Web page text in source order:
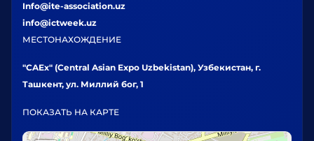
Info@ite-association.uz
info@ictweek.uz
МЕСТОНАХОЖДЕНИЕ
"CAEx" (Central Asian Expo Uzbekistan), Узбекистан, г.
Ташкент, ул. Миллий бог, 1
ПОКАЗАТЬ НА КАРТЕ